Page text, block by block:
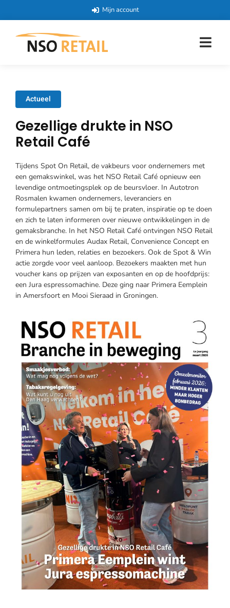
Mijn account
Actueel
Gezellige drukte in NSO
Retail Café
Tijdens Spot On Retail, de vakbeurs voor ondernemers met
een gemakswinkel, was het NSO Retail Café opnieuw een
levendige ontmoetingsplek op de beursvloer. In Autotron
Rosmalen kwamen ondernemers, leveranciers en
formulepartners samen om bij te praten, inspiratie op te doen
en zich te laten informeren over nieuwe ontwikkelingen in de
gemaksbranche. In het NSO Retail Café ontvingen NSO Retail
en de winkelformules Audax Retail, Convenience Concept en
Primera hun leden, relaties en bezoekers. Ook de Spot & Win
actie zorgde voor veel aanloop. Bezoekers maakten met hun
voucher kans op prijzen van exposanten en op de hoofdprijs:
een Jura espressomachine. Deze ging naar Primera Eemplein
in Amersfoort en Mooi Sieraad in Groningen.